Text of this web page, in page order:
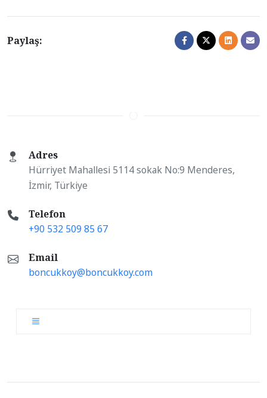
Paylaş:
Adres
Hürriyet Mahallesi 5114 sokak No:9 Menderes,
İzmir, Türkiye
Telefon
+90 532 509 85 67
Email
boncukkoy@boncukkoy.com